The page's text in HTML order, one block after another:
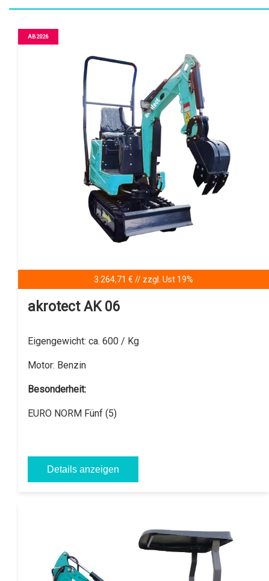
AB 2026
3.264,71 € // zzgl. Ust 19%
akrotect AK 06
Eigengewicht: ca. 600 / Kg
Motor: Benzin
Besonderheit:
EURO NORM Fünf (5)
Details anzeigen